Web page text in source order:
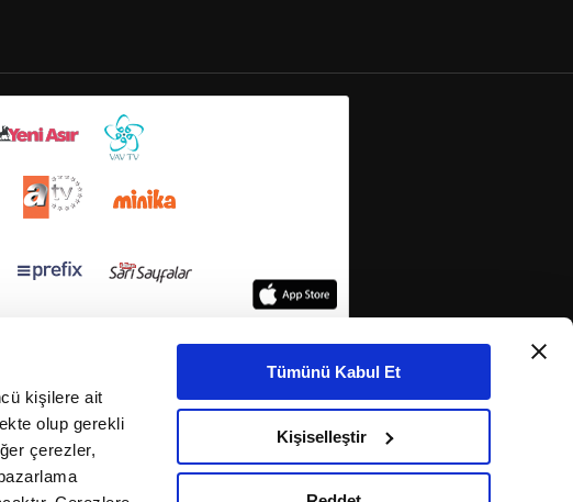
kişilere ait
olup gerekli
çerezler,
Tümünü Kabul Et
Kişiselleştir